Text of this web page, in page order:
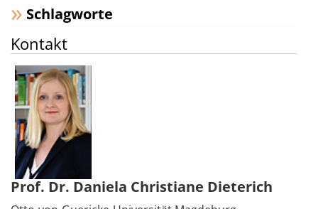
Schlagworte
Kontakt
Prof. Dr. Daniela Christiane Dieterich